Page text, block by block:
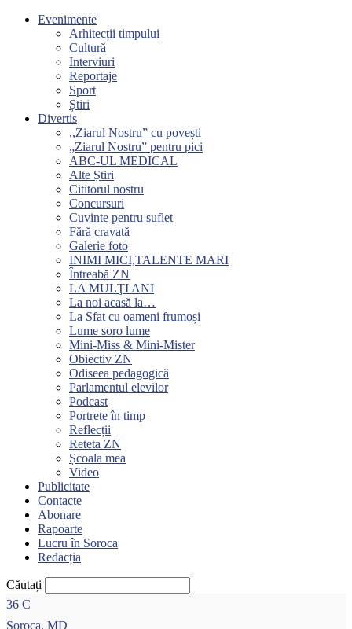
Evenimente
Arhitecții timpului
Cultură
Interviuri
Reportaje
Sport
Știri
Divertis
,,Ziarul Nostru” cu povești
„Ziarul Nostru” pentru pici
ABC-UL MEDICAL
Alte Știri
Cititorul nostru
Concursuri
Cuvinte pentru suflet
Fără cravată
Galerie foto
INIMI MICI,TALENTE MARI
Întreabă ZN
LA MULŢI ANI
La noi acasă la…
La Sfat cu oameni frumoși
Lume soro lume
Mini-Miss & Mini-Mister
Obiectiv ZN
Odiseea pedagogică
Parlamentul elevilor
Podcast
Portrete în timp
Reflecții
Reteta ZN
Școala mea
Video
Publicitate
Contacte
Abonare
Rapoarte
Lucru în Soroca
Redacția
Căutați
36 C
Soroca, MD